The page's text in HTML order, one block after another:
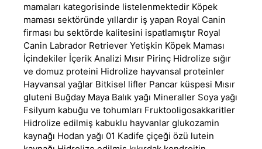
mamaları kategorisinde listelenmektedir Köpek
maması sektöründe yıllardır iş yapan Royal Canin
firması bu sektörde kalitesini ispatlamıştır Royal
Canin Labrador Retriever Yetişkin Köpek Maması
İçindekiler İçerik Analizi Mısır Pirinç Hidrolize sığır
ve domuz proteini Hidrolize hayvansal proteinler
Hayvansal yağlar Bitkisel lifler Pancar küspesi Mısır
gluteni Buğday Maya Balık yağı Mineraller Soya yağı
Fsilyum kabuğu ve tohumları Fruktooligosakkaritler
Hidrolize edilmiş kabuklu hayvanlar glukozamin
kaynağı Hodan yağı 01 Kadife çiçeği özü lutein